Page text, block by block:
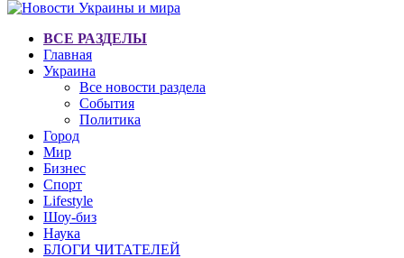
ВСЕ РАЗДЕЛЫ
Главная
Украина
Все новости раздела
События
Политика
Город
Мир
Бизнес
Спорт
Lifestyle
Шоу-биз
Наука
БЛОГИ ЧИТАТЕЛЕЙ